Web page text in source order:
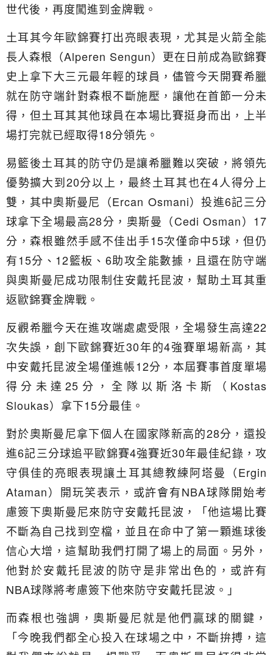
世代後，再度闖進到金牌戰。
土耳其今年歐錦賽打出亮眼表現，尤其是火箭全能
長人森根（Alperen Sengun）更在日前成為歐錦賽
史上拿下大三元最年輕的球員，儘管今天開賽希臘
就在防守端針對森根不斷施壓，讓他在首節一分未
得，但土耳其其他球員在本場比賽挺身而出，上半
場打完就已經取得18分領先。
易籃後土耳其的防守仍是讓希臘難以突破，將領先
優勢擴大到20分以上，最終土耳其也在4人得分上
雙，其中奧斯曼尼（Ercan Osmani）投進6記三分
球拿下全場最高28分，奧斯曼（Cedi Osman）17
分，森根雖然手感不佳出手15次僅命中5球，但仍
有15分、12籃板、6助攻全能數據，且還在防守端
與奧斯曼尼成功限制住安戴托昆波，幫助土耳其重
返歐錦賽金牌戰。
反觀希臘今天在進攻端處處受限，全場發生高達22
次失誤，創下歐錦賽近30年的4強賽單場新高，其
中安戴托昆波全場僅進帳12分，本屆賽事首度單場
得分未達25分，全隊以斯洛卡斯（Kostas
Sloukas）拿下15分最佳。
對於奧斯曼尼拿下個人在國家隊新高的28分，還投
進6記三分球追平歐錦賽4強賽近30年最佳紀錄，攻
守俱佳的亮眼表現讓土耳其總教練阿塔曼（Ergin
Ataman）開玩笑表示，或許會有NBA球隊開始考
慮簽下奧斯曼尼來防守安戴托昆波，「他這場比賽
不斷為自己找到空檔，並且在命中了第一顆進球後
信心大增，這幫助我們打開了場上的局面。另外，
他對於安戴托昆波的防守是非常出色的，或許有
NBA球隊將考慮簽下他來防守安戴托昆波。」
而森根也強調，奧斯曼尼就是他們贏球的關鍵，
「今晚我們都全心投入在球場之中，不斷拚搏，這